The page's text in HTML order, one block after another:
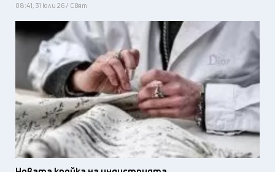
08:41, 31 юли 26 / Свят